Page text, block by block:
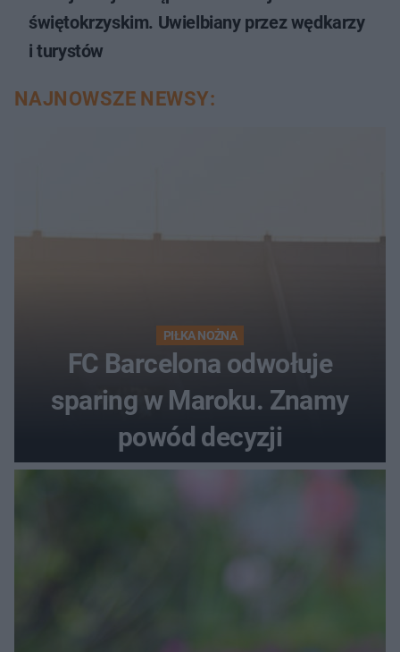
świętokrzyskim. Uwielbiany przez wędkarzy
i turystów
NAJNOWSZE NEWSY:
PIŁKA NOŻNA
FC Barcelona odwołuje
sparing w Maroku. Znamy
powód decyzji